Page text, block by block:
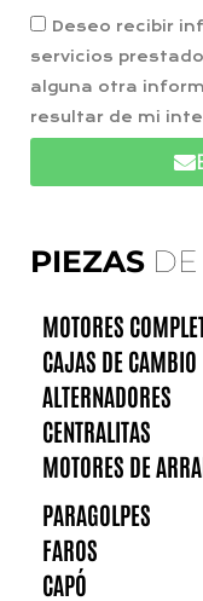
PIEZAS DE
MOTORES
CAJAS DE CAMBIO
ALTERNADORES
CENTRALITAS
MOTORES DE
PARAGOLPES
FAROS
CAPÓ
Deseo recibir
servicios
alguna otra
resultar de mi